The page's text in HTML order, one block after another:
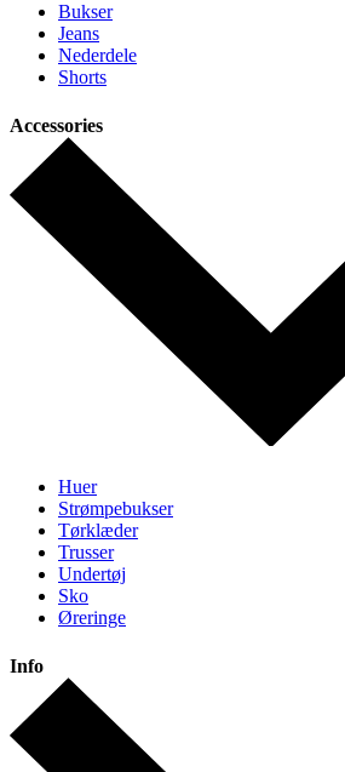
Bukser
Jeans
Nederdele
Shorts
Accessories
Huer
Strømpebukser
Tørklæder
Trusser
Undertøj
Sko
Øreringe
Info